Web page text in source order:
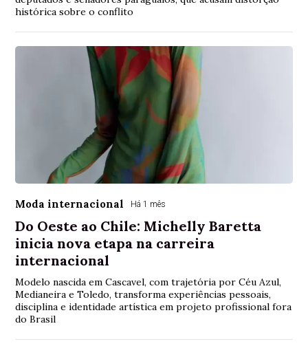
histórica sobre o conflito
Moda internacional Há 1 mês
Do Oeste ao Chile: Michelly Baretta
inicia nova etapa na carreira
internacional
Modelo nascida em Cascavel, com trajetória por Céu Azul,
Medianeira e Toledo, transforma experiências pessoais,
disciplina e identidade artística em projeto profissional fora
do Brasil